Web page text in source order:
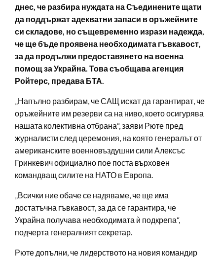
днес, че разбира нуждата на Съединените щати
да поддържат адекватни запаси в оръжейните
си складове, но същевременно изрази надежда,
че ще бъде проявена необходимата гъвкавост,
за да продължи предоставянето на военна
помощ за Украйна. Това съобщава агенция
Ройтерс, предава БТА.
„Напълно разбирам, че САЩ искат да гарантират, че
оръжейните им резерви са на ниво, което осигурява
нашата колективна отбрана“, заяви Рюте пред
журналисти след церемония, на която генералът от
американските военновъздушни сили Алексъс
Гринкевич официално пое поста върховен
командващ силите на НАТО в Европа.
„Всички ние обаче се надяваме, че ще има
достатъчна гъвкавост, за да се гарантира, че
Украйна получава необходимата ѝ подкрепа“,
подчерта генералният секретар.
Рюте допълни, че лидерството на новия командир